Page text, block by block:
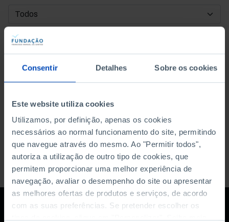
Consentir Detalhes Sobre os cookies
Este website utiliza cookies
Utilizamos, por definição, apenas os cookies
necessários ao normal funcionamento do site, permitindo
que navegue através do mesmo. Ao "Permitir todos",
autoriza a utilização de outro tipo de cookies, que
permitem proporcionar uma melhor experiência de
navegação, avaliar o desempenho do site ou apresentar
as melhores ofertas de produtos e serviços, de acordo
com as suas preferências. Se pretender escolher os
DATA DE INÍCIO
DATA DE FIM